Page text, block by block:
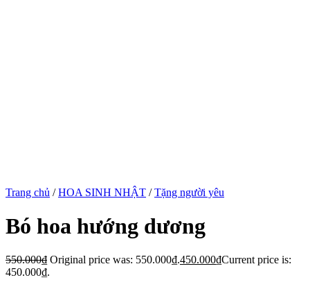
Trang chủ / HOA SINH NHẬT / Tặng người yêu
Bó hoa hướng dương
550.000₫ Original price was: 550.000₫.450.000₫Current price is:
450.000₫.